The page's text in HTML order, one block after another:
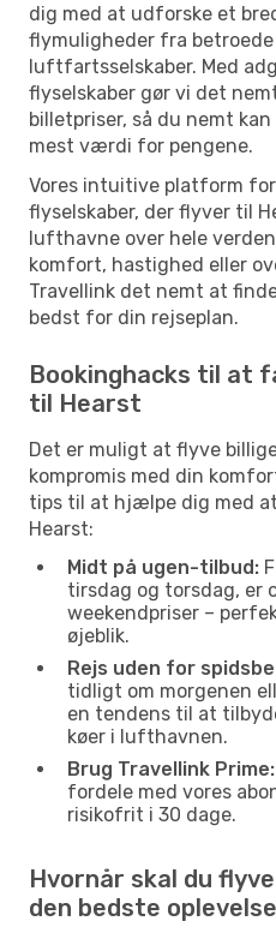
dig med at udforske et
flymuligheder fra betroede
luftfartsselskaber. Med
flyselskaber gør vi det
billetpriser, så du nemt
mest værdi for pengene.
Vores intuitive platform
flyselskaber, der flyver til
lufthavne over hele
komfort, hastighed eller
Travellink det nemt at
bedst for din rejseplan.
Bookinghacks til at
til Hearst
Det er muligt at flyve
kompromis med din
tips til at hjælpe dig med
Hearst:
Midt på ugen-tilbud:
tirsdag og torsdag, er
weekendpriser –
øjeblik.
Rejs uden for
tidligt om morgenen
en tendens til at
køer i lufthavnen.
Brug Travellink Prime:
fordele med vores
risikofrit i 30 dage.
Hvornår skal du
den bedste oplevelse